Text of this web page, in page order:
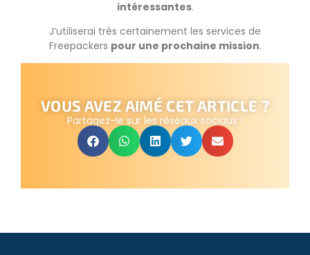
intéressantes.
J’utiliserai très certainement les services de
Freepackers pour une prochaine mission.
VOUS AVEZ AIMÉ CET ARTICLE ?
Partagez-le sur les réseaux sociaux !